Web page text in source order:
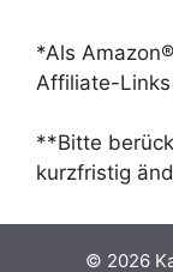
*Als
Affiliate-
**Bitte
kurzfristig
© 2026